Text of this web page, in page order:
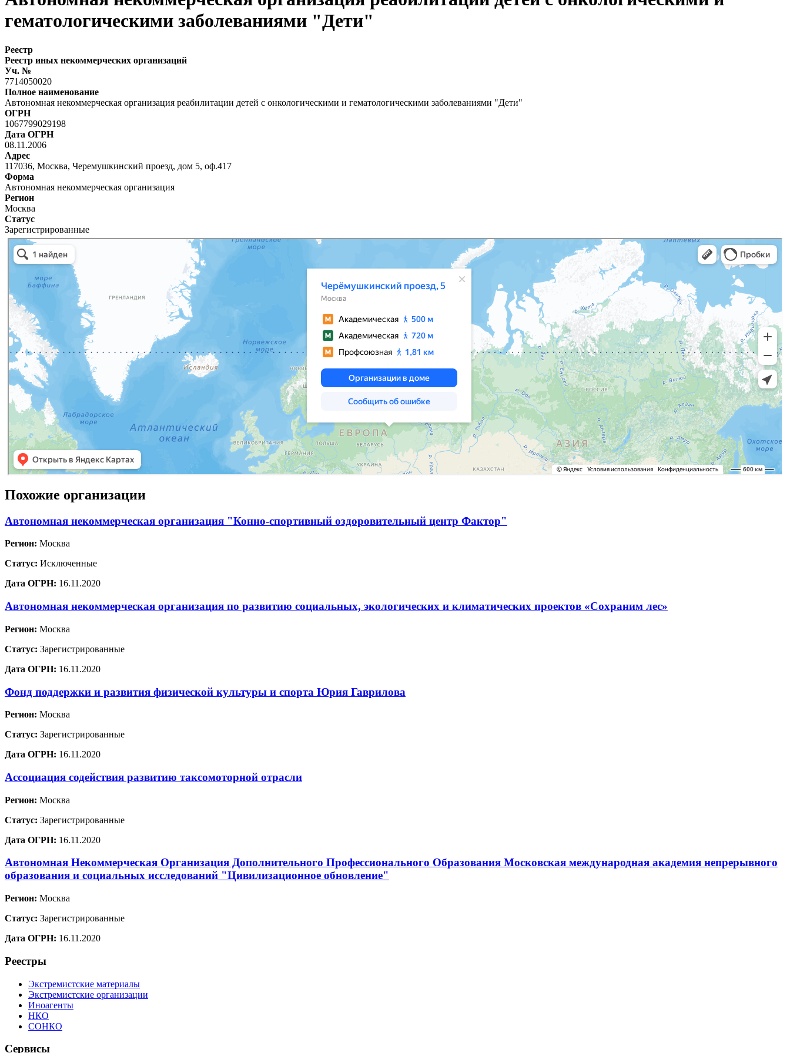
гематологическими заболеваниями "Дети"
Реестр
Реестр иных некоммерческих организаций
Уч. №
7714050020
Полное наименование
Автономная некоммерческая организация реабилитации детей с онкологическими и гематологическими заболеваниями "Дети"
ОГРН
1067799029198
Дата ОГРН
08.11.2006
Адрес
117036, Москва, Черемушкинский проезд, дом 5, оф.417
Форма
Автономная некоммерческая организация
Регион
Москва
Статус
Зарегистрированные
Похожие организации
Автономная некоммерческая организация "Конно-спортивный оздоровительный центр Фактор"
Регион: Москва
Статус: Исключенные
Дата ОГРН: 16.11.2020
Автономная некоммерческая организация по развитию социальных, экологических и климатических проектов «Сохраним лес»
Регион: Москва
Статус: Зарегистрированные
Дата ОГРН: 16.11.2020
Фонд поддержки и развития физической культуры и спорта Юрия Гаврилова
Регион: Москва
Статус: Зарегистрированные
Дата ОГРН: 16.11.2020
Ассоциация содействия развитию таксомоторной отрасли
Регион: Москва
Статус: Зарегистрированные
Дата ОГРН: 16.11.2020
Автономная Некоммерческая Организация Дополнительного Профессионального Образования Московская международная академия непрерывного
образования и социальных исследований "Цивилизационное обновление"
Регион: Москва
Статус: Зарегистрированные
Дата ОГРН: 16.11.2020
Реестры
Экстремистские материалы
Экстремистские организации
Иноагенты
НКО
СОНКО
Сервисы